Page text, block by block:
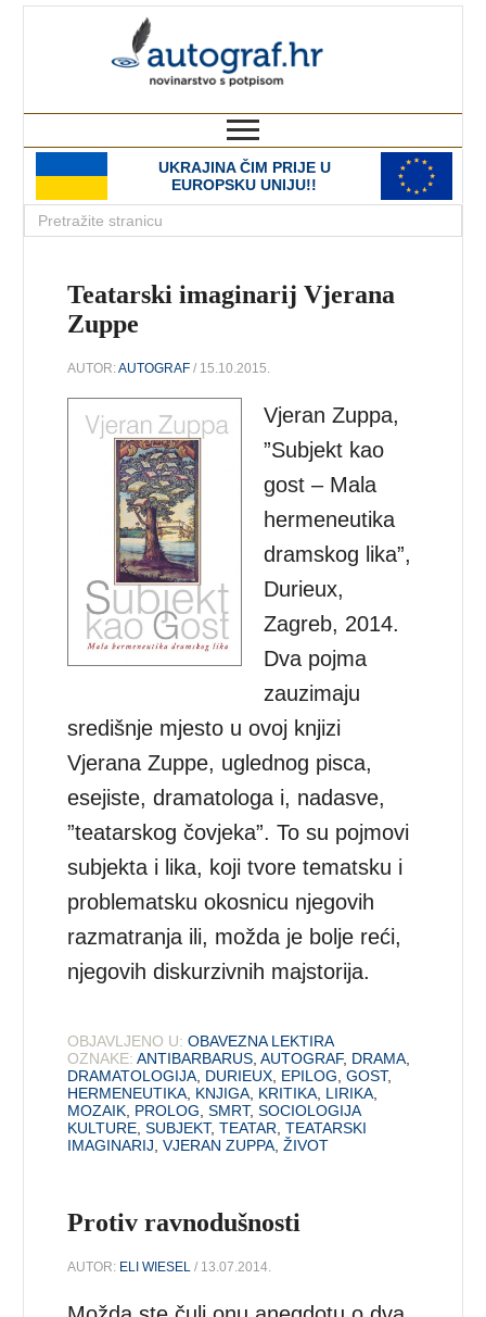
UKRAJINA ČIM PRIJE U
EUROPSKU UNIJU!!
Teatarski imaginarij Vjerana
Zuppe
AUTOR:AUTOGRAF / 15.10.2015.
Vjeran Zuppa,
”Subjekt kao
gost – Mala
hermeneutika
dramskog lika”,
Durieux,
Zagreb, 2014.
Dva pojma
zauzimaju
središnje mjesto u ovoj knjizi
Vjerana Zuppe, uglednog pisca,
esejiste, dramatologa i, nadasve,
”teatarskog čovjeka”. To su pojmovi
subjekta i lika, koji tvore tematsku i
problematsku okosnicu njegovih
razmatranja ili, možda je bolje reći,
njegovih diskurzivnih majstorija.
OBJAVLJENO U: OBAVEZNA LEKTIRA
OZNAKE: ANTIBARBARUS ,AUTOGRAF, DRAMA
DRAMATOLOGIJA DURIEUX EPILOG ,GOST,
HERMENEUTIKA KNJIGA KRITIKA LIRIKA
MOZAIK PROLOG ,SMRT,SOCIOLOGIJA
KULTURE ,SUBJEKT,TEATAR ,TEATARSKI
IMAGINARIJ ,VJERAN ZUPPA ,ŽIVOT
Protiv ravnodušnosti
AUTOR: ELI WIESEL / 13.07.2014.